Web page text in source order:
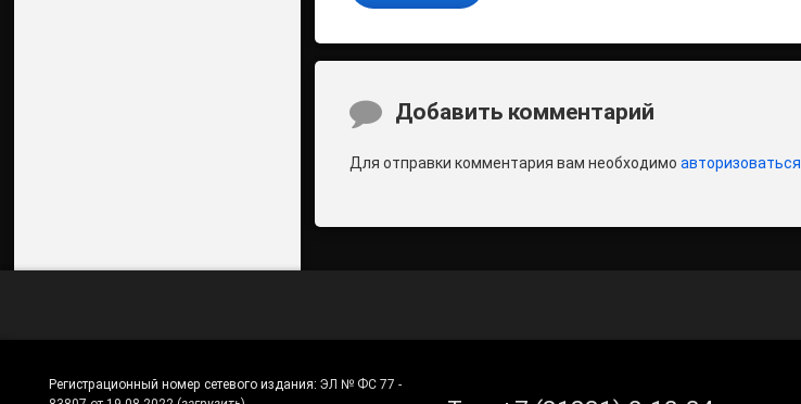
Комментарии
Добавить комментарий
Для отправки комментария вам необходимоавторизоваться
Регистрационный номер сетевого издания: ЭЛ № ФС 77 -